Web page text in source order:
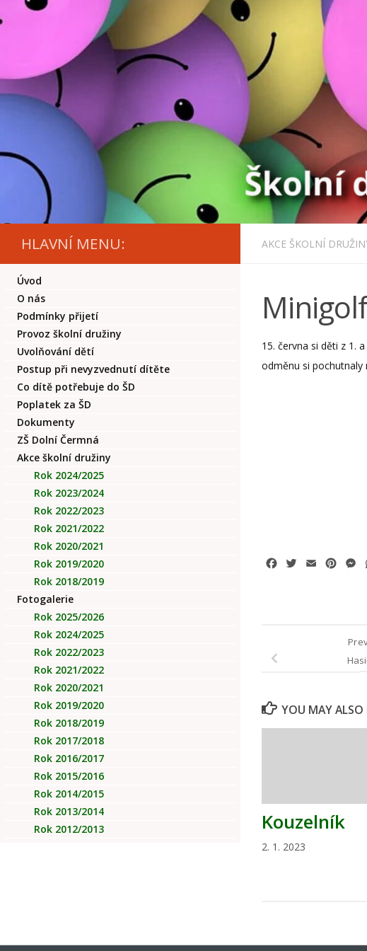
AKCE ŠKOLNÍ
15. června si děti z 1.
odměnu si pochutnaly
FacebookTwitterEmail
YOU MAY ALSO
Kouzelník
2. 1. 2023
HLAVNÍ MENU:
Úvod
O nás
Podmínky přijetí
Provoz školní družiny
Uvolňování dětí
Postup při nevyzvednutí dítěte
Co dítě potřebuje do ŠD
Poplatek za ŠD
Dokumenty
ZŠ Dolní Čermná
Akce školní družiny
Rok 2024/2025
Rok 2023/2024
Rok 2022/2023
Rok 2021/2022
Rok 2020/2021
Rok 2019/2020
Rok 2018/2019
Fotogalerie
Rok 2025/2026
Rok 2024/2025
Rok 2022/2023
Rok 2021/2022
Rok 2020/2021
Rok 2019/2020
Rok 2018/2019
Rok 2017/2018
Rok 2016/2017
Rok 2015/2016
Rok 2014/2015
Rok 2013/2014
Rok 2012/2013